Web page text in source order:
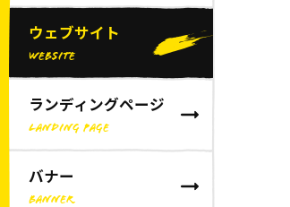
ウェブサイト
WEBSITE
ランディングページ
LANDING PAGE
バナー
BANNER